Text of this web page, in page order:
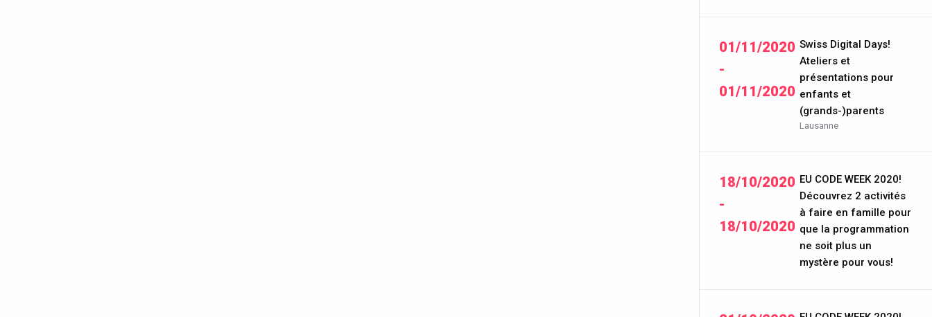
01/11/2020
-
01/11/2020
Swiss Digital Days!
Ateliers et
présentations pour
enfants et
(grands-)parents
Lausanne
18/10/2020
-
18/10/2020
EU CODE WEEK 2020!
Découvrez 2 activités
à faire en famille pour
que la programmation
ne soit plus un
mystère pour vous!